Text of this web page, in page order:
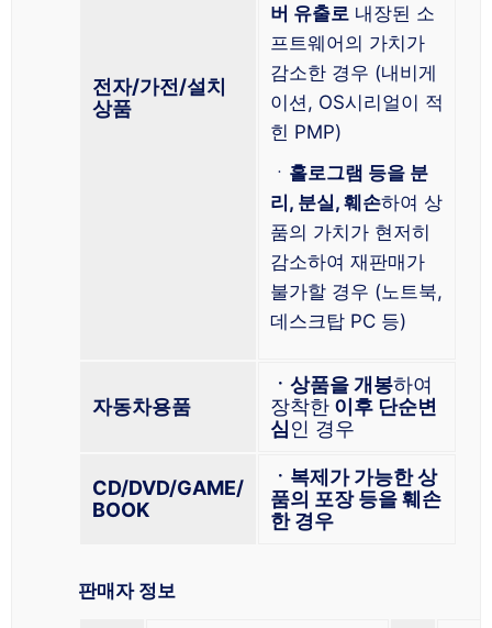
전자/가전/설치
상품
버 유출로 내장된 소
프트웨어의 가치가
감소한 경우 (내비게
이션, OS시리얼이 적
힌 PMP)
ㆍ 홀로그램 등을 분
리, 분실, 훼손하여 상
품의 가치가 현저히
감소하여 재판매가
불가할 경우 (노트북,
데스크탑 PC 등)
자동차용품
ㆍ상품을 개봉하여
장착한 이후 단순변
심인 경우
CD/DVD/GAME/
BOOK
ㆍ복제가 가능한 상
품의 포장 등을 훼손
한 경우
판매자 정보